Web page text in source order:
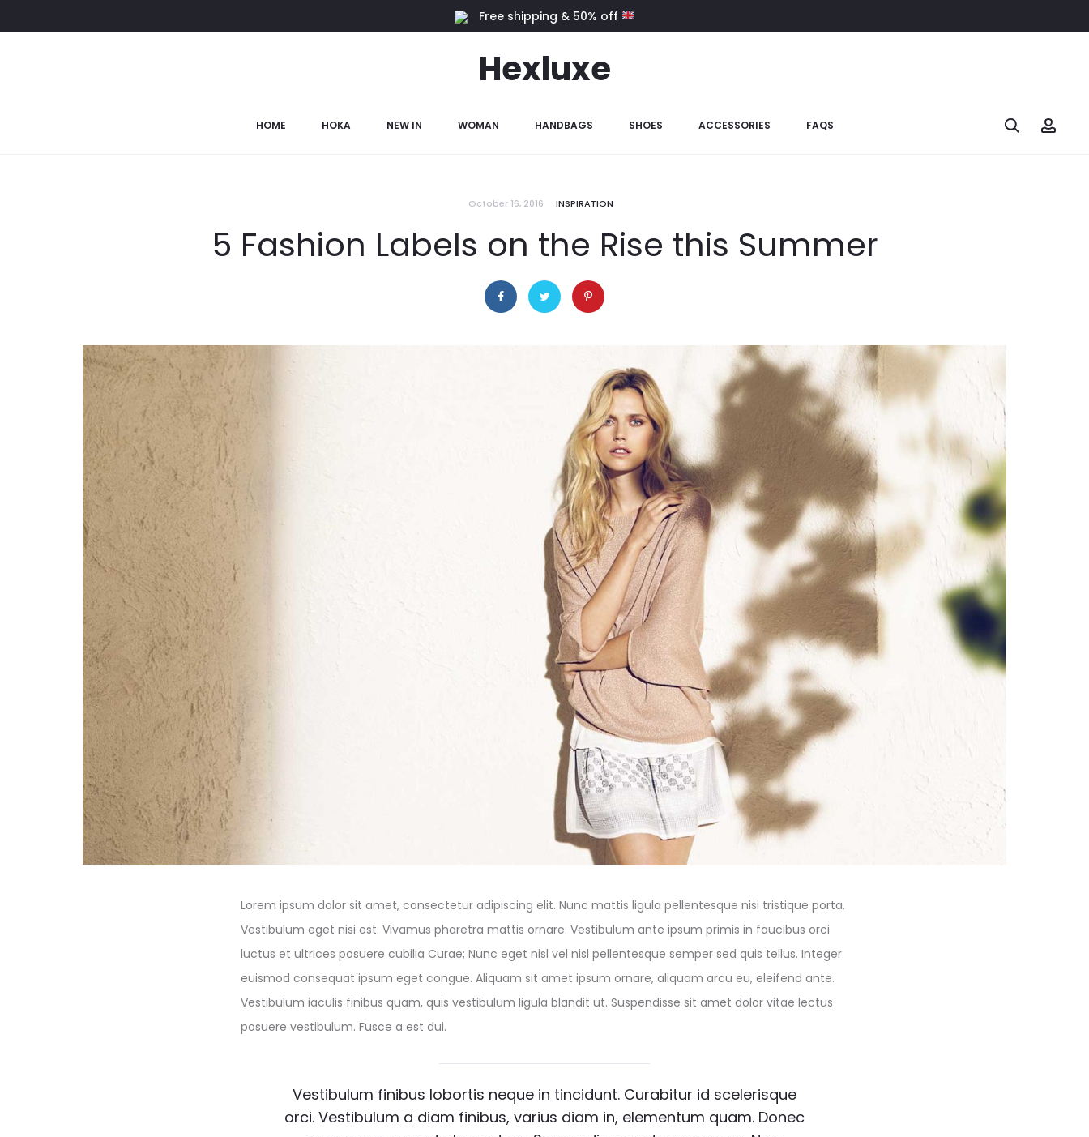
Free shipping & 50% off
Hexluxe
HOME HOKA NEW IN WOMAN HANDBAGS SHOES ACCESSORIES FAQS
October 16, 2016 INSPIRATION
5 Fashion Labels on the Rise this Summer
Lorem ipsum dolor sit amet, consectetur adipiscing elit. Nunc mattis ligula pellentesque nisi tristique porta.
Vestibulum eget nisi est. Vivamus pharetra mattis ornare. Vestibulum ante ipsum primis in faucibus orci
luctus et ultrices posuere cubilia Curae; Nunc eget nisl vel nisl pellentesque semper sed quis tellus. Integer
euismod consequat ipsum eget congue. Aliquam sit amet ipsum ornare, aliquam arcu eu, eleifend ante.
Vestibulum iaculis finibus quam, quis vestibulum ligula blandit ut. Suspendisse sit amet dolor vitae lectus
posuere vestibulum. Fusce a est dui.
Vestibulum finibus lobortis neque in tincidunt. Curabitur id scelerisque
orci. Vestibulum a diam finibus, varius diam in, elementum quam. Donec